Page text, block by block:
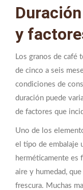
y
Los granos de café
de cinco a seis
condiciones de
duración puede
de factores que
Uno de los
el tipo de embalaje
herméticamente es
aire y humedad,
frescura. Muchas